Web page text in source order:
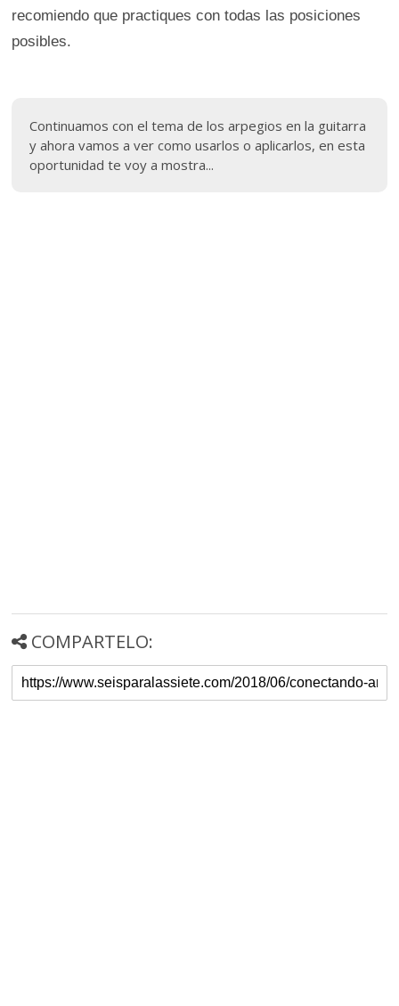
recomiendo que practiques con todas las posiciones
posibles.
Continuamos con el tema de los arpegios en la guitarra
y ahora vamos a ver como usarlos o aplicarlos, en esta
oportunidad te voy a mostra...
COMPARTELO: